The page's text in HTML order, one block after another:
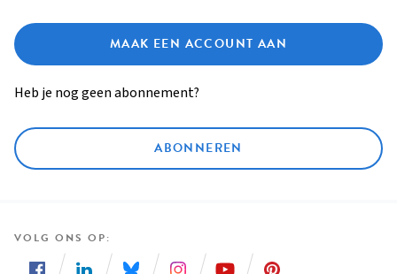
MAAK EEN ACCOUNT AAN
Heb je nog geen abonnement?
ABONNEREN
VOLG ONS OP